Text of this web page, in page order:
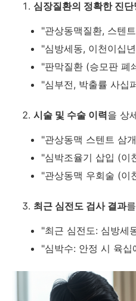
심장질환의 정확한 진단
"관상동맥질환, 스텐
"심방세동, 이천이십
"판막질환 (승모판 폐
"심부전, 박출률 사십
시술 및 수술 이력을 상
"관상동맥 스텐트 삼
"심박조율기 삽입 (이
"관상동맥 우회술 (이
최근 심전도 검사 결과
"최근 심전도: 심방세
"심박수: 안정 시 육